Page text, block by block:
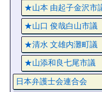
★山本 由起子金沢市
★山口 俊哉白山市議
★清水 文雄内灘町議
★山添和良七尾市議
日本弁護士会連合会